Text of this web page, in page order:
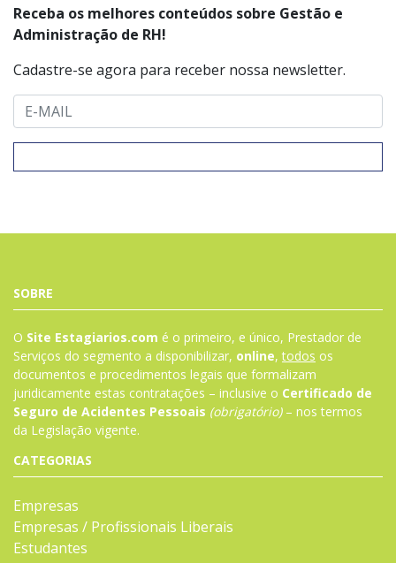
Receba os melhores conteúdos sobre Gestão e
Administração de RH!
Cadastre-se agora para receber nossa newsletter.
SOBRE
O Site Estagiarios.com é o primeiro, e único, Prestador de
Serviços do segmento a disponibilizar, online,todos os
documentos e procedimentos legais que formalizam
juridicamente estas contratações – inclusive o Certificado de
Seguro de Acidentes Pessoais (obrigatório)– nos termos
da Legislação vigente.
CATEGORIAS
Empresas
Empresas / Profissionais Liberais
Estudantes